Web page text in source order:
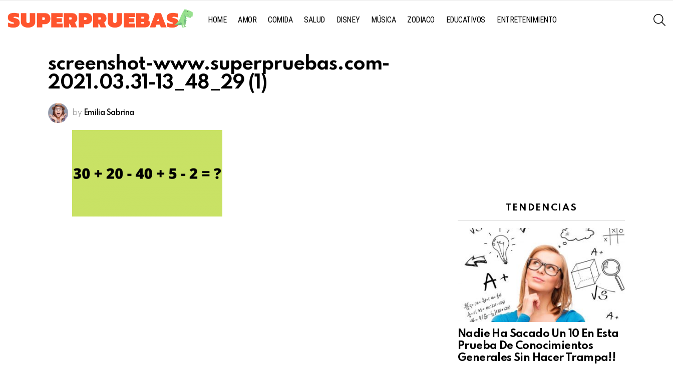
HOME AMOR COMIDA SALUD DISNEY MÚSICA ZODIACO EDUCATIVOS ENTRETENIMIENTO
screenshot-www.superpruebas.com-
2021.03.31-13_48_29 (1)
by Emilia Sabrina
TENDENCIAS
Nadie Ha Sacado Un 10 En Esta
Prueba De Conocimientos
Generales Sin Hacer Trampa!!